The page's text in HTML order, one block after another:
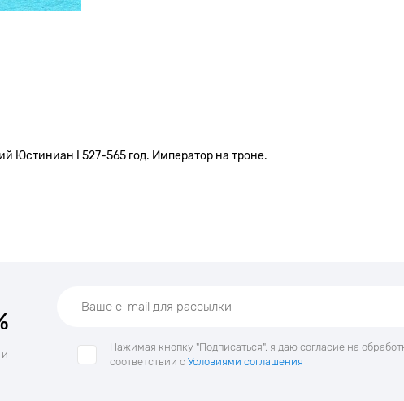
Юстиниан I 527-565 год. Император на троне.
Нажимая кнопку "Подписаться", я даю согласие на
соответствии с Условиями соглашения